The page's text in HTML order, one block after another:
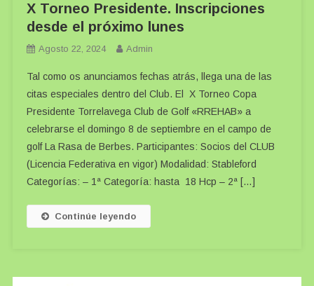
X Torneo Presidente. Inscripciones
desde el próximo lunes
Agosto 22, 2024 Admin
Tal como os anunciamos fechas atrás, llega una de las
citas especiales dentro del Club. El X Torneo Copa
Presidente Torrelavega Club de Golf «RREHAB» a
celebrarse el domingo 8 de septiembre en el campo de
golf La Rasa de Berbes. Participantes: Socios del CLUB
(Licencia Federativa en vigor) Modalidad: Stableford
Categorías: – 1ª Categoría: hasta 18 Hcp – 2ª […]
Continúe leyendo